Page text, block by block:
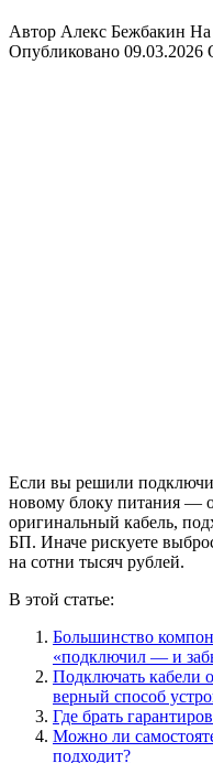
Автор Алекс Бежбакин На
Опубликовано 09.03.2026
Если вы решили
новому блоку питания —
оригинальный кабель,
БП. Иначе рискуете
на сотни тысяч рублей.
В этой статье:
Большинство
«подключил — и
Подключать кабели
верный способ
Где брать
Можно ли
подходит?